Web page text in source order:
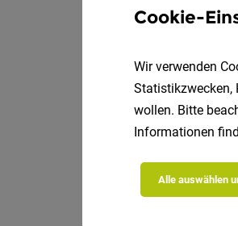
Project
Cookie-
Wir verwenden
Statistikzwecken,
wollen. Bitte
Informationen
Alle auswählen